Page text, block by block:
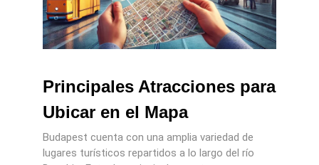
Principales Atracciones para
Ubicar en el Mapa
Budapest cuenta con una amplia variedad de
lugares turísticos repartidos a lo largo del río